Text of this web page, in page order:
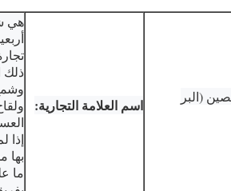
(البر
اسم العلامة التجارية:
هي
ذلك
إذا
بها
ما